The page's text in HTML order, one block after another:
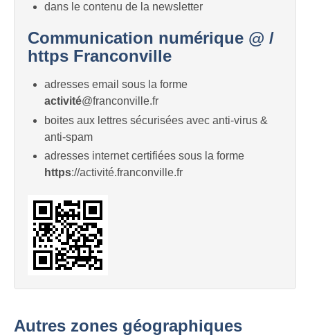
dans le contenu de la newsletter
Communication numérique @ /
https Franconville
adresses email sous la forme
activité@franconville.fr
boites aux lettres sécurisées avec anti-virus &
anti-spam
adresses internet certifiées sous la forme
https://activité.franconville.fr
Autres zones géographiques